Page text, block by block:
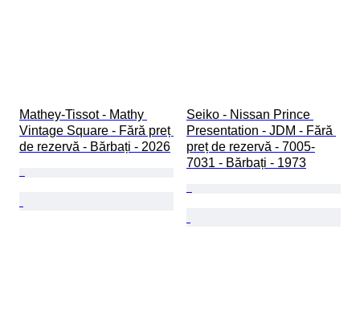
Mathey-Tissot - Mathy
Vintage Square - Fără preț
de rezervă - Bărbați - 2026
Seiko - Nissan Prince
Presentation - JDM - Fără
preț de rezervă - 7005-
7031 - Bărbați - 1973